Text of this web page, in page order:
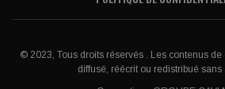
© 2023, Tous droits réservés . Les contenus de
diffusé, réécrit ou redistribué sans